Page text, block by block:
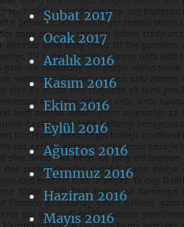
Şubat 2017
Ocak 2017
Aralık 2016
Kasım 2016
Ekim 2016
Eylül 2016
Ağustos 2016
Temmuz 2016
Haziran 2016
Mayıs 2016